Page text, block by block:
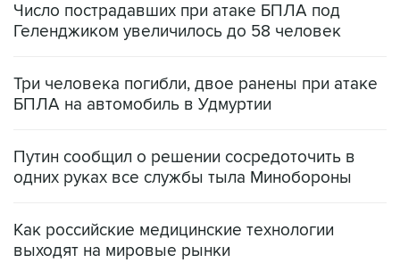
Число пострадавших при атаке БПЛА под
Геленджиком увеличилось до 58 человек
Три человека погибли, двое ранены при атаке
БПЛА на автомобиль в Удмуртии
Путин сообщил о решении сосредоточить в
одних руках все службы тыла Минобороны
Как российские медицинские технологии
выходят на мировые рынки